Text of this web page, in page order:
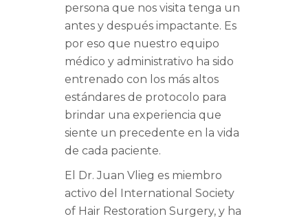
persona que nos visita tenga un
antes y después impactante. Es
por eso que nuestro equipo
médico y administrativo ha sido
entrenado con los más altos
estándares de protocolo para
brindar una experiencia que
siente un precedente en la vida
de cada paciente.
El Dr. Juan Vlieg es miembro
activo del International Society
of Hair Restoration Surgery, y ha